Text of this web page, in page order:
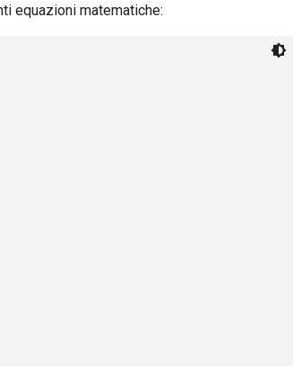
equazioni matematiche: